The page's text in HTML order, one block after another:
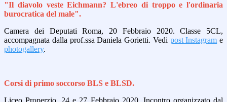
"Il diavolo veste Eichmann? L'ebreo di troppo e l'ordinaria
burocratica del male".
Camera dei Deputati Roma, 20 Febbraio 2020. Classe 5CL,
accompagnata dalla prof.ssa Daniela Gorietti. Vedi post Instagram e
photogallery.
Corsi di primo soccorso BLS e BLSD.